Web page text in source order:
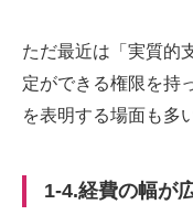
ただ最近は「実質的
定ができる権限を持
を表明する場面も多
1-4.経費の幅が